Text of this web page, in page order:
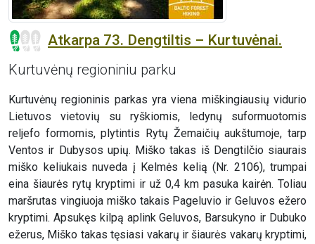
Atkarpa 73. Dengtiltis – Kurtuvėnai.
Kurtuvėnų regioniniu parku
Kurtuvėnų regioninis parkas yra viena miškingiausių vidurio
Lietuvos vietovių su ryškiomis, ledynų suformuotomis
reljefo formomis, plytintis Rytų Žemaičių aukštumoje, tarp
Ventos ir Dubysos upių. Miško takas iš Dengtilčio siaurais
miško keliukais nuveda į Kelmės kelią (Nr. 2106), trumpai
eina šiaurės rytų kryptimi ir už 0,4 km pasuka kairėn. Toliau
maršrutas vingiuoja miško takais Pageluvio ir Geluvos ežero
kryptimi. Apsukęs kilpą aplink Geluvos, Barsukyno ir Dubuko
ežerus, Miško takas tęsiasi vakarų ir šiaurės vakarų kryptimi,